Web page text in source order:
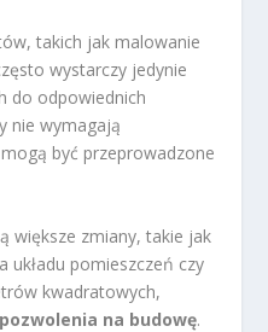
takich jak malowanie
wystarczy jedynie
do odpowiednich
nie wymagają
być przeprowadzone
większe zmiany, takie jak
układu pomieszczeń czy
kwadratowych,
pozwolenia na budowę.